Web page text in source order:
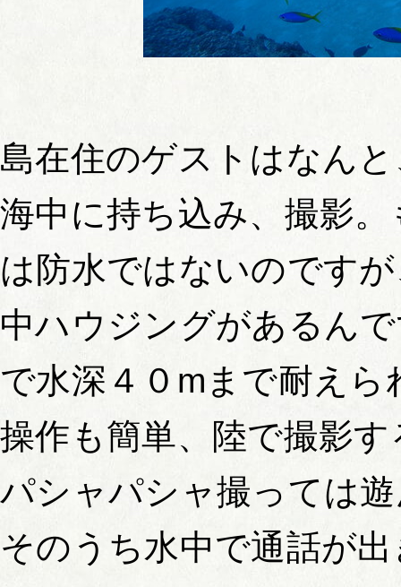
島在住のゲストはなん
海中に持ち込み、撮影
は防水ではないのです
中ハウジングがあるん
で水深４０mまで耐えら
操作も簡単、陸で撮影
パシャパシャ撮っては
そのうち水中で通話が